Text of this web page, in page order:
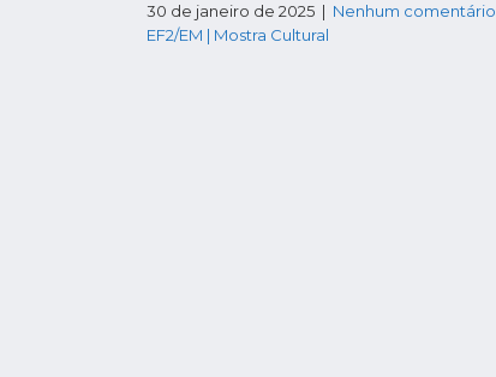
30 de janeiro de 2025 | Nenhum comentário
NAVEGAÇÃO
EF2/EM | Mostra Cultural